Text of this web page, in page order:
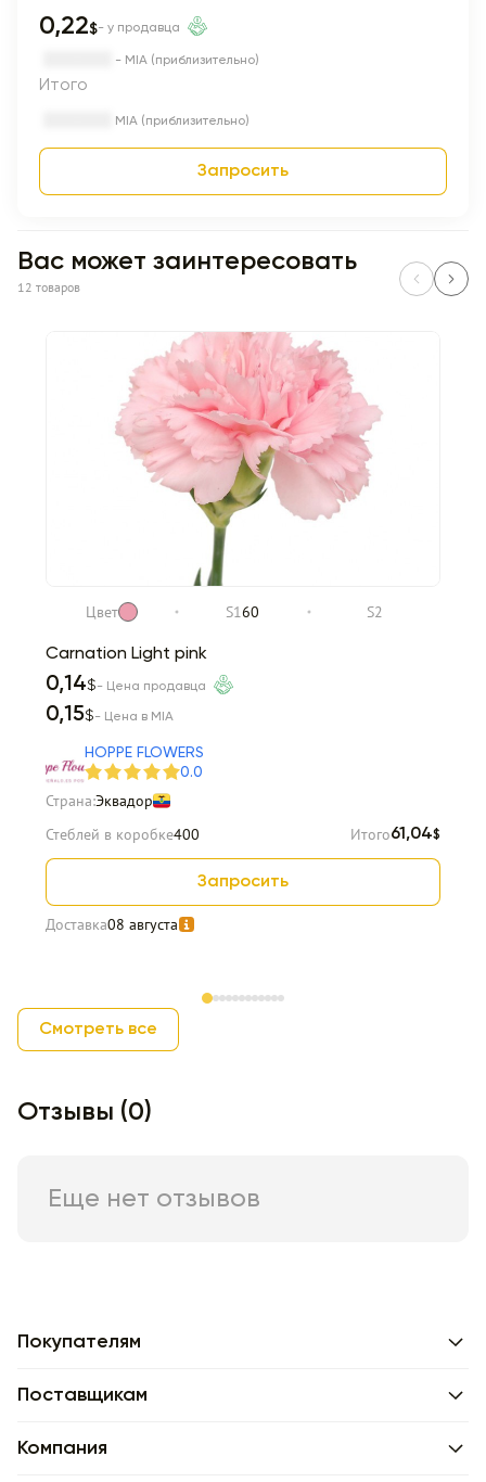
0,22$- у продавца
- MIA (приблизительно)
Итого
MIA (приблизительно)
Запросить
Вас может заинтересовать
12 товаров
Цвет S160 S2
Carnation Light pink
0,14$- Цена продавца
0,15$- Цена в MIA
HOPPE FLOWERS
0.0
Страна:Эквадор
Стеблей в коробке400 Итого61,04$
Запросить
Доставка08 августа
Item 1 of 12
Смотреть все
Отзывы (0)
Еще нет отзывов
Покупателям
Поставщикам
Компания